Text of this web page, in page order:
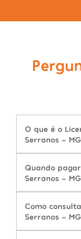
O que é o
Serranos -
Quando
Serranos -
Como
Serranos -